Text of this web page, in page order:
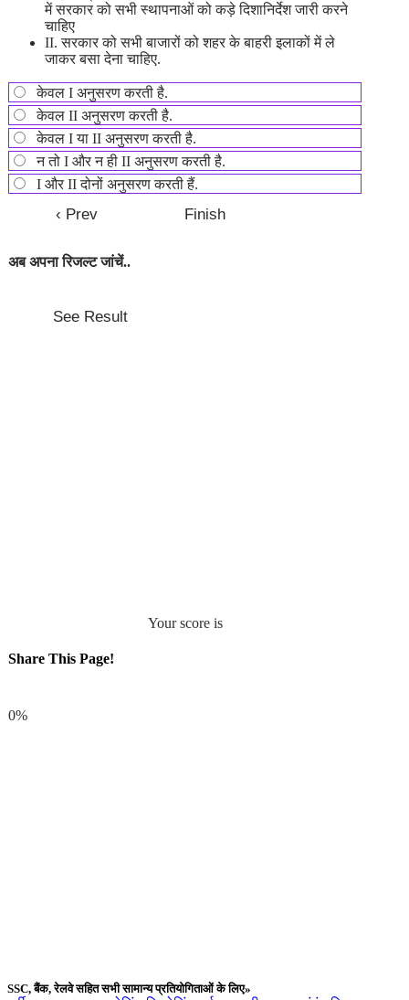
में सरकार को सभी स्थापनाओं को कड़े दिशानिर्देश जारी करने
चाहिए
II. सरकार को सभी बाजारों को शहर के बाहरी इलाकों में ले
जाकर बसा देना चाहिए.
केवल I अनुसरण करती है.
केवल II अनुसरण करती है.
केवल I या II अनुसरण करती है.
न तो I और न ही II अनुसरण करती है.
I और II दोनों अनुसरण करती हैं.
अब अपना रिजल्ट जांचें..
Your score is
Share This Page!
0%
SSC, बैंक, रेलवे सहित सभी सामान्य प्रतियोगिताओं के लिए»